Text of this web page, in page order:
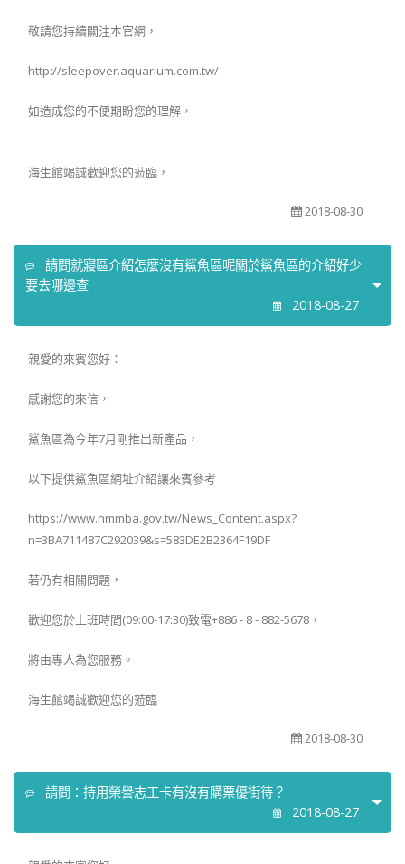
敬請您持續關注本官網，
http://sleepover.aquarium.com.tw/
如造成您的不便期盼您的理解，
海生館竭誠歡迎您的蒞臨，
2018-08-30
請問就寢區介紹怎麼沒有鯊魚區呢關於鯊魚區的介紹好少
要去哪邊查
2018-08-27
親愛的來賓您好：
感謝您的來信，
鯊魚區為今年7月剛推出新產品，
以下提供鯊魚區網址介紹讓來賓參考
https://www.nmmba.gov.tw/News_Content.aspx?
n=3BA711487C292039&s=583DE2B2364F19DF
若仍有相關問題，
歡迎您於上班時間(09:00-17:30)致電+886 - 8 - 882-5678，
將由專人為您服務。
海生館竭誠歡迎您的蒞臨
2018-08-30
請問：持用榮譽志工卡有沒有購票優街待？
2018-08-27